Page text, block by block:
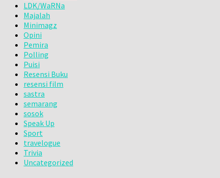
LDK/WaRNa
Majalah
Minimagz
Opini
Pemira
Polling
Puisi
Resensi Buku
resensi film
sastra
semarang
sosok
Speak Up
Sport
travelogue
Trivia
Uncategorized